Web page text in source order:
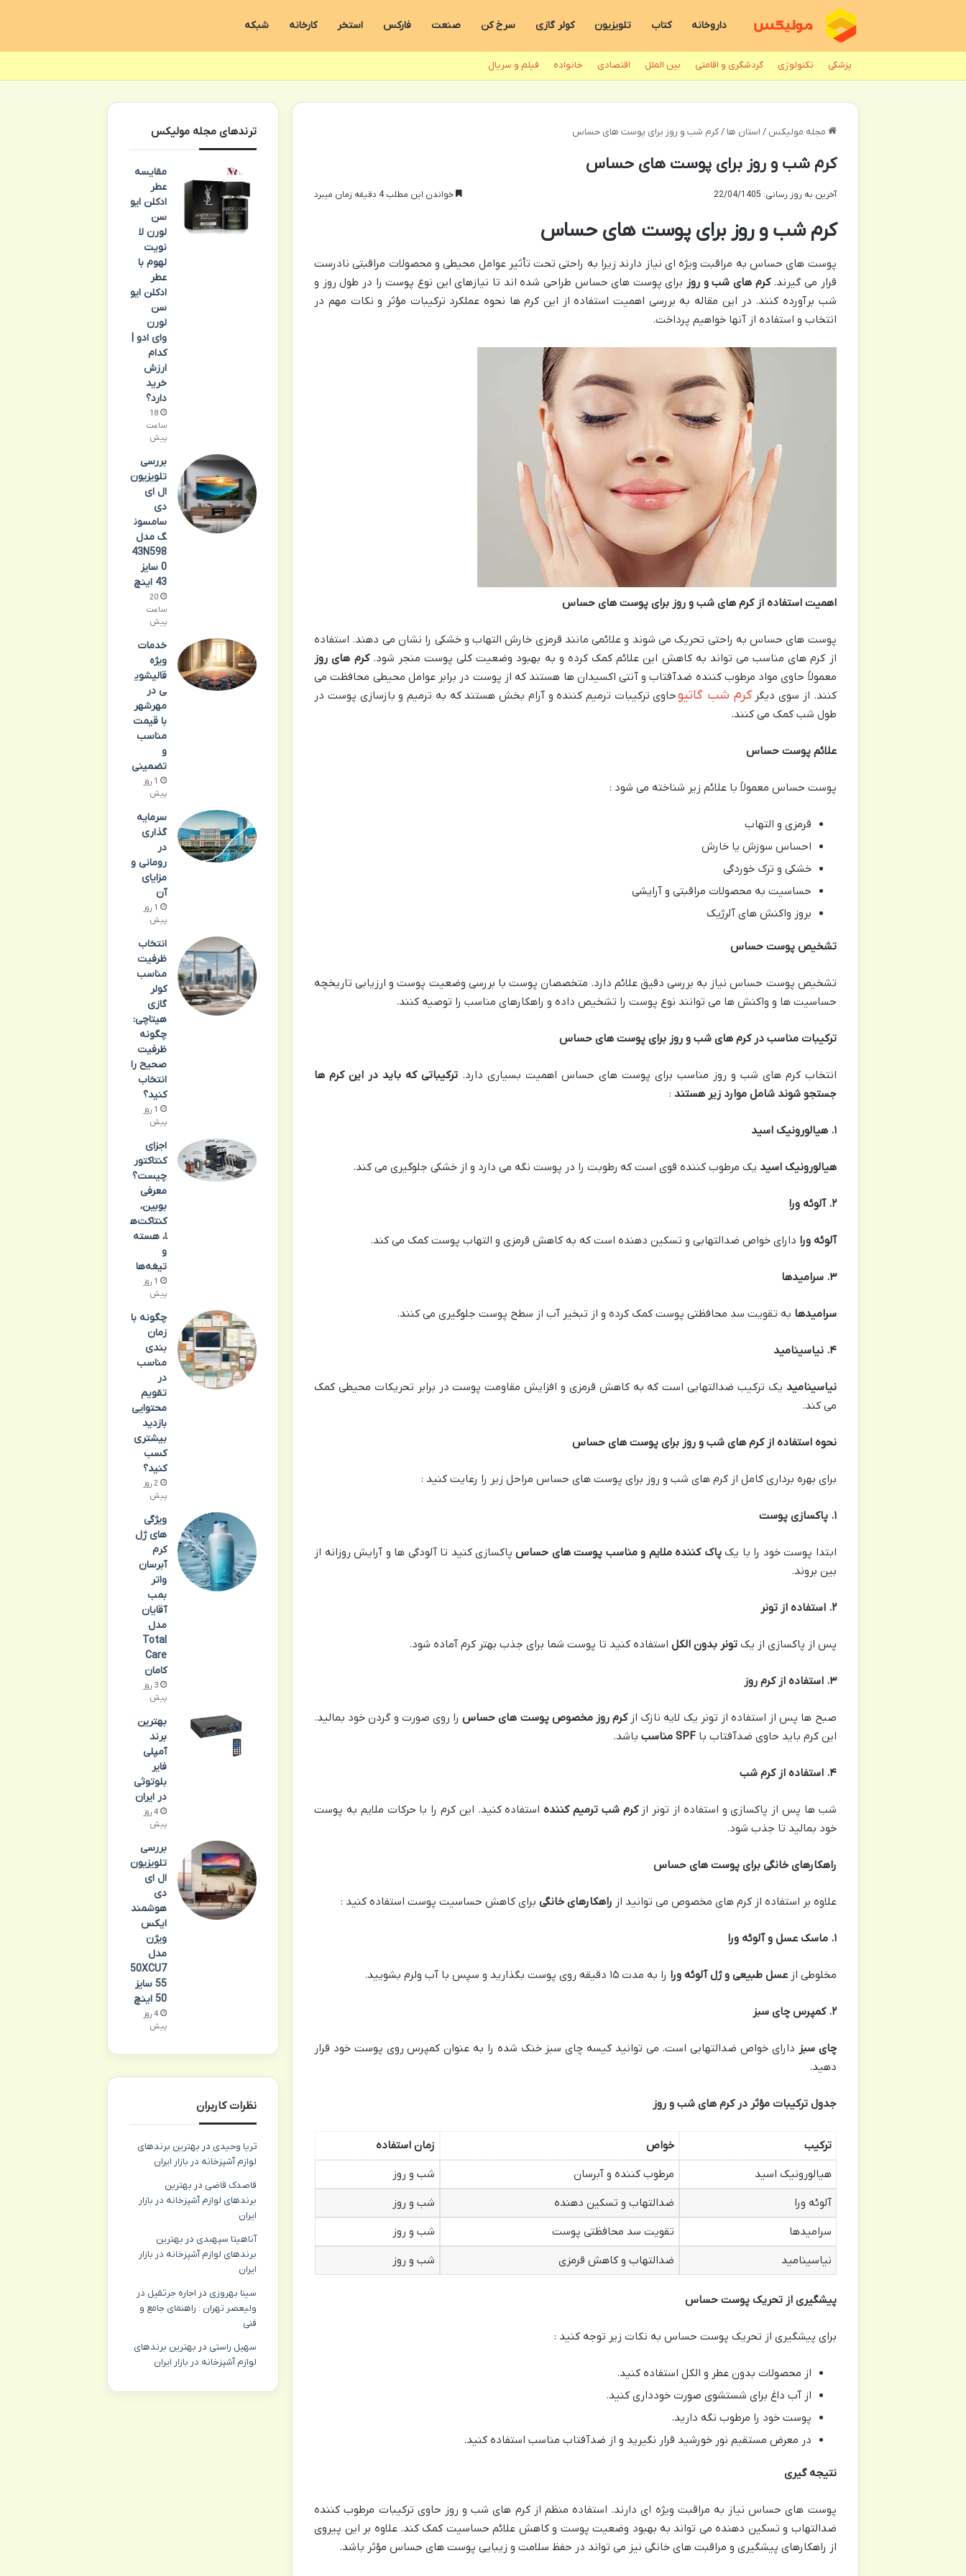
داروخانه کتاب تلویزیون کولر گازی سرخ کن صنعت فارکس استخر کارخانه شبکه
پزشکی تکنولوژی گردشگری و اقامتی بین الملل اقتصادی خانواده فیلم و سریال
مجله مولیکس / استان ها / کرم شب و روز برای پوست های حساس
کرم شب و روز برای پوست های حساس
آخرین به روز رسانی: 22/04/1405 خواندن این مطلب 4 دقیقه زمان میبرد
کرم شب و روز برای پوست های حساس
پوست های حساس به مراقبت ویژه ای نیاز دارند زیرا به راحتی تحت تأثیر عوامل محیطی و محصولات مراقبتی نادرست
قرار می گیرند.کرم های شب و روز برای پوست های حساس طراحی شده اند تا نیازهای این نوع پوست را در طول روز و
شب برآورده کنند. در این مقاله به بررسی اهمیت استفاده از این کرم ها نحوه عملکرد ترکیبات مؤثر و نکات مهم در
انتخاب و استفاده از آنها خواهیم پرداخت.
اهمیت استفاده از کرم های شب و روز برای پوست های حساس
پوست های حساس به راحتی تحریک می شوند و علائمی مانند قرمزی خارش التهاب و خشکی را نشان می دهند. استفاده
از کرم های مناسب می تواند به کاهش این علائم کمک کرده و به بهبود وضعیت کلی پوست منجر شود.کرم های روز
معمولاً حاوی مواد مرطوب کننده ضدآفتاب و آنتی اکسیدان ها هستند که از پوست در برابر عوامل محیطی محافظت می
کنند. از سوی دیگرکرم شب گاتیوحاوی ترکیبات ترمیم کننده و آرام بخش هستند که به ترمیم و بازسازی پوست در
طول شب کمک می کنند.
علائم پوست حساس
پوست حساس معمولاً با علائم زیر شناخته می شود :
قرمزی و التهاب
احساس سوزش یا خارش
خشکی و ترک خوردگی
حساسیت به محصولات مراقبتی و آرایشی
بروز واکنش های آلرژیک
تشخیص پوست حساس
تشخیص پوست حساس نیاز به بررسی دقیق علائم دارد. متخصصان پوست با بررسی وضعیت پوست و ارزیابی تاریخچه
حساسیت ها و واکنش ها می توانند نوع پوست را تشخیص داده و راهکارهای مناسب را توصیه کنند.
ترکیبات مناسب در کرم های شب و روز برای پوست های حساس
انتخاب کرم های شب و روز مناسب برای پوست های حساس اهمیت بسیاری دارد. ترکیباتی که باید در این کرم ها
جستجو شوند شامل موارد زیر هستند :
۱.هیالورونیک اسید
هیالورونیک اسید یک مرطوب کننده قوی است که رطوبت را در پوست نگه می دارد و از خشکی جلوگیری می کند.
۲.آلوئه ورا
آلوئه ورا دارای خواص ضدالتهابی و تسکین دهنده است که به کاهش قرمزی و التهاب پوست کمک می کند.
۳.سرامیدها
سرامیدها به تقویت سد محافظتی پوست کمک کرده و از تبخیر آب از سطح پوست جلوگیری می کنند.
۴.نیاسینامید
نیاسینامید یک ترکیب ضدالتهابی است که به کاهش قرمزی و افزایش مقاومت پوست در برابر تحریکات محیطی کمک
می کند.
نحوه استفاده از کرم های شب و روز برای پوست های حساس
برای بهره برداری کامل از کرم های شب و روز برای پوست های حساس مراحل زیر را رعایت کنید :
۱.پاکسازی پوست
ابتدا پوست خود را با یکپاک کننده ملایم و مناسب پوست های حساسپاکسازی کنید تا آلودگی ها و آرایش روزانه از
بین بروند.
۲.استفاده از تونر
پس از پاکسازی از یکتونر بدون الکل استفاده کنید تا پوست شما برای جذب بهتر کرم آماده شود.
۳.استفاده از کرم روز
صبح ها پس از استفاده از تونر یک لایه نازک ازکرم روز مخصوص پوست های حساسرا روی صورت و گردن خود بمالید.
این کرم باید حاوی ضدآفتاب باSPF مناسب باشد.
۴.استفاده از کرم شب
شب ها پس از پاکسازی و استفاده از تونر ازکرم شب ترمیم کنندهاستفاده کنید. این کرم را با حرکات ملایم به پوست
خود بمالید تا جذب شود.
راهکارهای خانگی برای پوست های حساس
علاوه بر استفاده از کرم های مخصوص می توانید از راهکارهای خانگی برای کاهش حساسیت پوست استفاده کنید :
۱.ماسک عسل و آلوئه ورا
مخلوطی ازعسل طبیعی و ژل آلوئه ورا را به مدت ۱۵ دقیقه روی پوست بگذارید و سپس با آب ولرم بشویید.
۲.کمپرس چای سبز
چای سبز دارای خواص ضدالتهابی است. می توانید کیسه چای سبز خنک شده را به عنوان کمپرس روی پوست خود قرار
دهید.
جدول ترکیبات مؤثر در کرم های شب و روز
ترکیب خواص
زمان استفاده
هیالورونیک اسید
مرطوب کننده و آبرسان
شب و روز
آلوئه ورا
ضدالتهاب و تسکین دهنده
شب و روز
سرامیدها
تقویت سد محافظتی پوست
شب و روز
نیاسینامید
ضدالتهاب و کاهش قرمزی شب و روز
پیشگیری از تحریک پوست حساس
برای پیشگیری از تحریک پوست حساس به نکات زیر توجه کنید :
از محصولات بدون عطر و الکل استفاده کنید.
از آب داغ برای شستشوی صورت خودداری کنید.
پوست خود را مرطوب نگه دارید.
در معرض مستقیم نور خورشید قرار نگیرید و از ضدآفتاب مناسب استفاده کنید.
نتیجه گیری
پوست های حساس نیاز به مراقبت ویژه ای دارند. استفاده منظم از کرم های شب و روز حاوی ترکیبات مرطوب کننده
ضدالتهاب و تسکین دهنده می تواند به بهبود وضعیت پوست و کاهش علائم حساسیت کمک کند. علاوه بر این پیروی
از راهکارهای پیشگیری و مراقبت های خانگی نیز می تواند در حفظ سلامت و زیبایی پوست های حساس مؤثر باشد.
ترندهای مجله مولیکس
مقایسه
عطر
ادکلن ایو
سن
لورن لا
نویت
لهوم با
عطر
ادکلن ایو
سن
لورن
وای ادو |
کدام
ارزش
خرید
دارد؟
18
ساعت
پیش
بررسی
تلویزیون
ال ای
دی
سامسون
گ مدل
43N598
0 سایز
43 اینچ
20
ساعت
پیش
خدمات
ویژه
قالیشوی
ی در
مهرشهر
با قیمت
مناسب
و
تضمینی
1 روز
پیش
سرمایه
گذاری
در
رومانی و
مزایای
آن
1 روز
پیش
انتخاب
ظرفیت
مناسب
کولر
گازی
هیتاچی:
چگونه
ظرفیت
صحیح را
انتخاب
کنید؟
1 روز
پیش
اجزای
کنتاکتور
چیست؟
معرفی
بوبین،
کنتاکت‌ه
ا، هسته
و
تیغه‌ها
1 روز
پیش
چگونه با
زمان
بندی
مناسب
در
تقویم
محتوایی
بازدید
بیشتری
کسب
کنید؟
2 روز
پیش
ویژگی
های ژل
کرم
آبرسان
واتر
بمب
آقایان
مدل
Total
Care
کامان
3 روز
پیش
بهترین
برند
آمپلی
فایر
بلوتوثی
در ایران
4 روز
پیش
بررسی
تلویزیون
ال ای
دی
هوشمند
ایکس
ویژن
مدل
50XCU7
55 سایز
50 اینچ
4 روز
پیش
نظرات کاربران
ثریا وحیدی در بهترین برندهای
لوازم آشپزخانه در بازار ایران
قاصدک قاضی در بهترین
برندهای لوازم آشپزخانه در بازار
ایران
آناهیتا سپهبدی در بهترین
برندهای لوازم آشپزخانه در بازار
ایران
سینا بهروزی در اجاره جرثقیل در
ولیعصر تهران : راهنمای جامع و
فنی
سهیل راستی در بهترین برندهای
لوازم آشپزخانه در بازار ایران